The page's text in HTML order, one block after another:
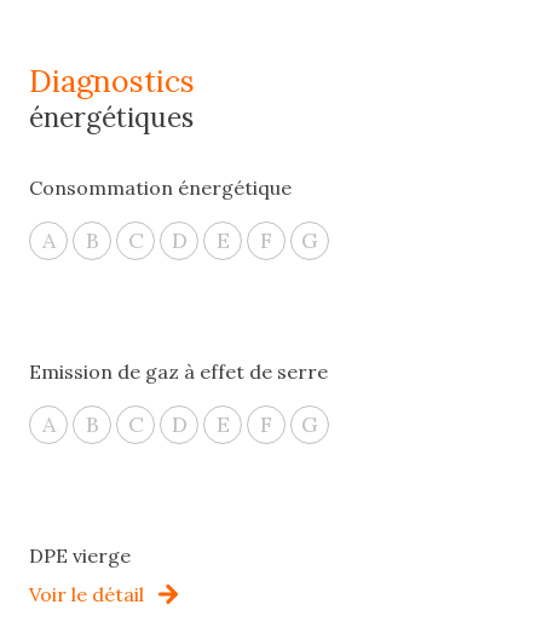
diagnostics
énergétiques
Consommation énergétique
A B C D E F G
Emission de gaz à effet de serre
A B C D E F G
DPE vierge
Voir le détail